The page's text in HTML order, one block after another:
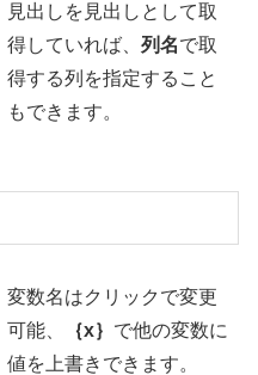
見出しを見出しとして取
得していれば、 列名で取
得する列を指定すること
もできます。
変数名はクリックで変更
可能、
｛x｝ で他の変数に
値を上書きできます。